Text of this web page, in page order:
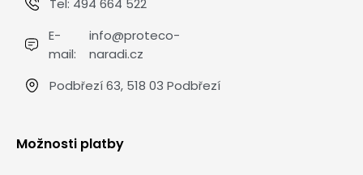
Tel: 494 664 522
E-
mail:
info@proteco-
naradi.cz
Podbřezí 63, 518 03 Podbřezí
Možnosti platby